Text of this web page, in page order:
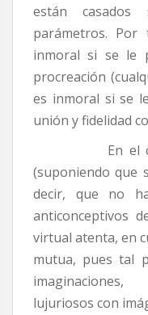
están
parámetros.
inmoral si se le
procreación
es inmoral si se
unión y fidelidad
En el caso
(suponiendo que
decir, que no
anticonceptivos
virtual atenta, en
mutua, pues tal
lujuriosos con